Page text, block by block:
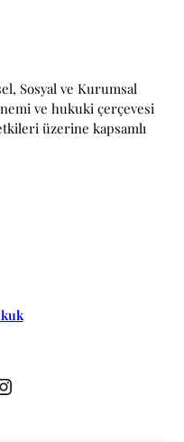
Sosyal ve Kurumsal
ve hukuki çerçevesi
üzerine kapsamlı